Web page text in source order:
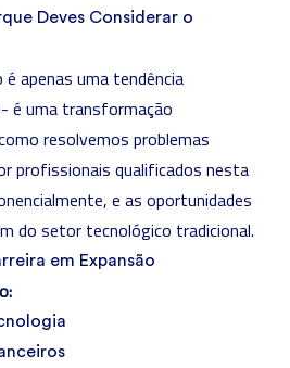
Deves Considerar o
é apenas uma tendência
é uma transformação
resolvemos problemas
profissionais qualificados nesta
e as oportunidades
do setor tecnológico tradicional.
em Expansão